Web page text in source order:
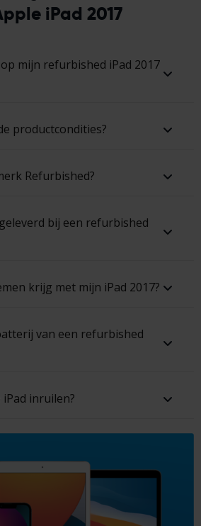
iPad 2017
mijn refurbished iPad 2017
productcondities?
Refurbished?
bij een refurbished
krijg met mijn iPad 2017?
van een refurbished
inruilen?